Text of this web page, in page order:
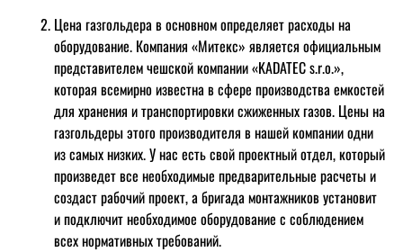
Цена газгольдера в основном определяет расходы на
оборудование. Компания «Митекс» является официальным
представителем чешской компании «KADATEC s.r.o.»,
которая всемирно известна в сфере производства емкостей
для хранения и транспортировки сжиженных газов. Цены на
газгольдеры этого производителя в нашей компании одни
из самых низких. У нас есть свой проектный отдел, который
произведет все необходимые предварительные расчеты и
создаст рабочий проект, а бригада монтажников установит
и подключит необходимое оборудование с соблюдением
всех нормативных требований.